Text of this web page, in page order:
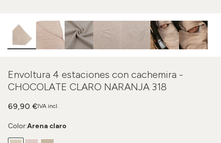
Envoltura 4 estaciones con cachemira -
CHOCOLATE CLARO NARANJA 318
IVA incl.
69,90 €
Color:Arena claro